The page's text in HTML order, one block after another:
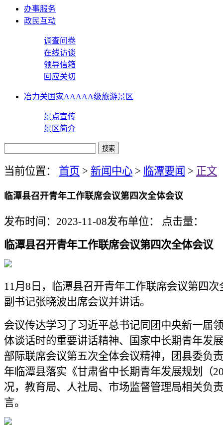
办事服务
政民互动
调查问卷
在线访谈
领导信箱
回应关切
冶力关国家AAAAA级旅游景区
景点宣传
景区简介
当前位置： 首页 > 新闻中心 > 临潭要闻 > 正文
临潭县召开青年工作联席会议第四次全体会议
发布时间：2023-11-08发布单位： 点击量：
临潭县召开青年工作联席会议第四次全体会议
11月8日，临潭县召开青年工作联席会议第四
副书记张晓波出席会议并讲话。
会议传达学习了习近平总书记同团中央新一届
体谈话时的重要讲话精神、国家中长期青年发
部际联席会议第五次全体会议精神，团县委负
年临潭县落实《甘肃省中长期青年发展规划（
况，教育局、人社局、市场监督管理局相关负
言。